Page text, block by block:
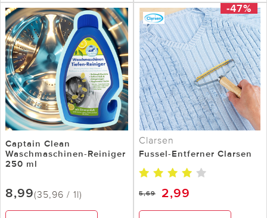
Captain Clean
Waschmaschinen-Reiniger
250 ml
8,99(35,96 / 1l)
-47%
Clarsen
Fussel-Entferner Clarsen
5,69 2,99